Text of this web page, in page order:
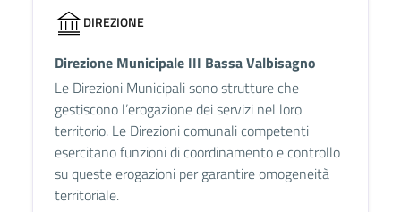
DIREZIONE
Direzione Municipale III Bassa Valbisagno
Le Direzioni Municipali sono strutture che
gestiscono l’erogazione dei servizi nel loro
territorio. Le Direzioni comunali competenti
esercitano funzioni di coordinamento e controllo
su queste erogazioni per garantire omogeneità
territoriale.